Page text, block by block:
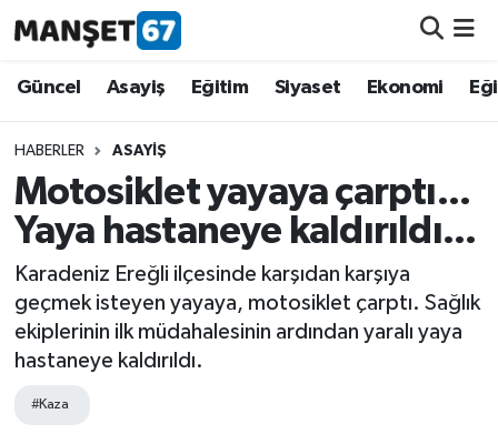
Güncel Asayiş Eğitim Siyaset Ekonomi
HABERLER ASAYIŞ
Motosiklet yayaya çarptı...
Yaya hastaneye kaldırıldı...
Karadeniz Ereğli ilçesinde karşıdan karşıya
geçmek isteyen yayaya, motosiklet çarptı. Sağlık
ekiplerinin ilk müdahalesinin ardından yaralı yaya
hastaneye kaldırıldı.
#Kaza
Güncel
Asayiş
Siyaset
Spor
Eğitim
Ekonomi